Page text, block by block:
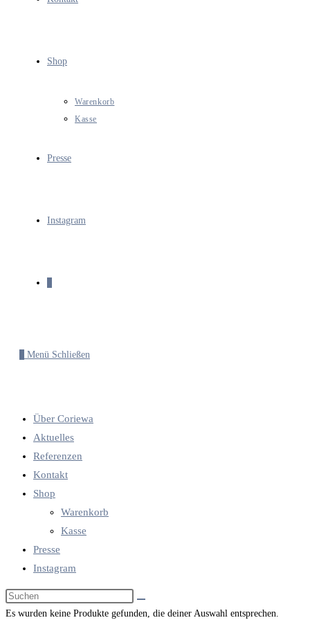
Shop
Warenkorb
Kasse
Presse
Instagram
Menü Schließen
Über Coriewa
Aktuelles
Referenzen
Kontakt
Shop
Warenkorb
Kasse
Presse
Instagram
Diese
Website
Es wurden keine Produkte gefunden, die deiner Auswahl entsprechen.